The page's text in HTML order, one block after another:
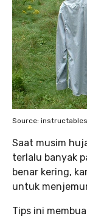
Source:
Saat musim
terlalu banyak
benar kering,
untuk
Tips ini